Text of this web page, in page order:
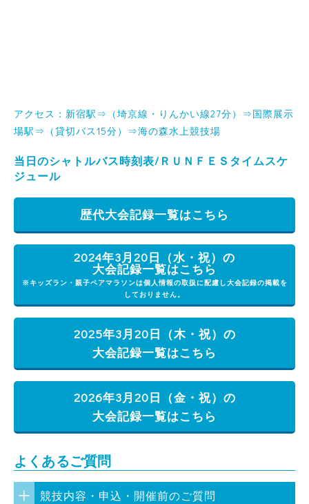
アクセス：新宿駅⇒（埼京線・りんかい線27分）⇒国際展示
場駅⇒（貸切バス15分）⇒海の森水上競技場
当日のシャトルバス時刻表/ＲＵＮＦＥＳタイムスケ
ジュール
歴代大会記録一覧はこちら
2024年3月20日（水・祝）の
大会記録一覧はこちら
※キッズラン・親子ペアマラソンは個人情報の取扱に配慮し大会記録の掲載を
しておりません。
2025年3月20日（木・祝）の
大会記録一覧はこちら
2026年3月20日（金・祝）の
大会記録一覧はこちら
よくあるご質問
競技内容・申込・開催前のご質問